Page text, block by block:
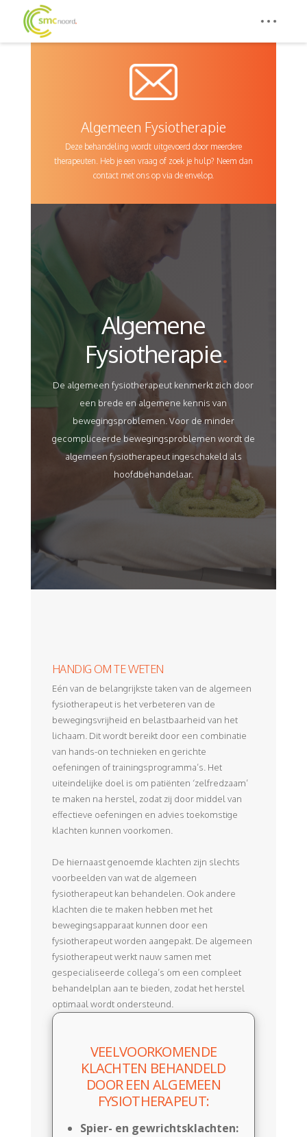
Algemeen Fysiotherapie
Deze behandeling wordt uitgevoerd door meerdere
therapeuten. Heb je een vraag of zoek je hulp? Neem dan
contact met ons op via de envelop.
Algemene
Fysiotherapie.
De algemeen fysiotherapeut kenmerkt zich door
een brede en algemene kennis van
bewegingsproblemen. Voor de minder
gecompliceerde bewegingsproblemen wordt de
algemeen fysiotherapeut ingeschakeld als
hoofdbehandelaar.
HANDIG OM TE WETEN
Eén van de belangrijkste taken van de algemeen
fysiotherapeut is het verbeteren van de
bewegingsvrijheid en belastbaarheid van het
lichaam. Dit wordt bereikt door een combinatie
van hands-on technieken en gerichte
oefeningen of trainingsprogramma’s. Het
uiteindelijke doel is om patiënten ‘zelfredzaam’
te maken na herstel, zodat zij door middel van
effectieve oefeningen en advies toekomstige
klachten kunnen voorkomen.
De hiernaast genoemde klachten zijn slechts
voorbeelden van wat de algemeen
fysiotherapeut kan behandelen. Ook andere
klachten die te maken hebben met het
bewegingsapparaat kunnen door een
fysiotherapeut worden aangepakt. De algemeen
fysiotherapeut werkt nauw samen met
gespecialiseerde collega’s om een compleet
behandelplan aan te bieden, zodat het herstel
optimaal wordt ondersteund.
VEELVOORKOMENDE
KLACHTEN BEHANDELD
DOOR EEN ALGEMEEN
FYSIOTHERAPEUT:
Spier- en gewrichtsklachten: